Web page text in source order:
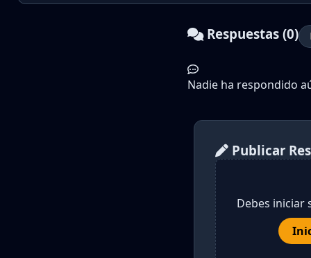
Respuestas (0)
Nadie ha respondido
Publicar
Debes iniciar